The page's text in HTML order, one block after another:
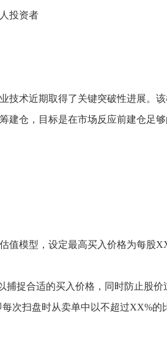
投资者
技术近期取得了关键突破性进展。
建仓，目标是在市场反应前建仓足够
值模型，设定最高买入价格为每股
捉合适的买入价格，同时防止股价
次扫盘时从卖单中以不超过XX%